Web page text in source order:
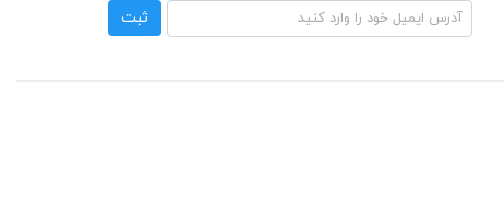
ثبت